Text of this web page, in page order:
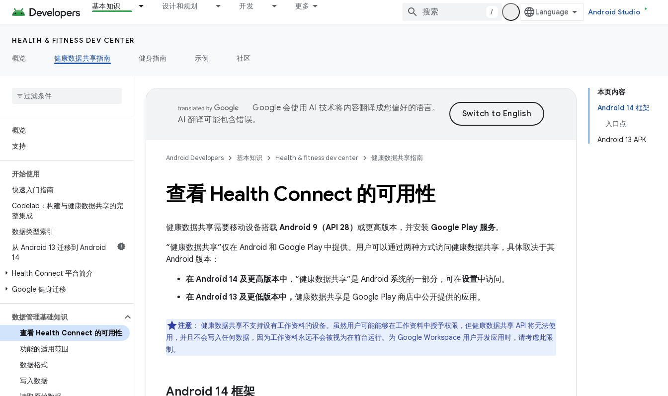
基本知识 设计和规划 开发 更多
/ Android Studio
HEALTH & FITNESS DEV CENTER
概览
健康数据共享指南 健身指南 示例 社区
概览
支持
开始使用
快速入门指南
Codelab：构建与健康数据共享的完
整集成
数据类型索引
从 Android 13 迁移到 Android
14
Health Connect 平台简介
Google 健身迁移
数据管理基础知识
查看 Health Connect 的可用性
功能的适用范围
数据格式
写入数据
本页内容
Android 14 框架
入口点
Android 13 APK
Google 会使用 AI 技术将内容翻译成您偏好的语言。
AI 翻译可能包含错误。
Android Developers 基本知识 Health & fitness dev center 健康数据共享指南
查看 Health Connect 的可用性
健康数据共享需要移动设备搭载 Android 9（API 28） 或更高版本，并安装 Google Play 服务。
“健康数据共享”仅在 Android 和 Google Play 中提供。用户可以通过两种方式访问健康数据共享，具体取决于其
Android 版本：
在 Android 14 及更高版本中 ，“健康数据共享”是 Android 系统的一部分，可在设置中访问。
在 Android 13 及更低版本中， 健康数据共享是 Google Play 商店中公开提供的应用。
注意 ： 健康数据共享不支持设有工作资料的设备。虽然用户可能能够在工作资料中授予权限，但健康数据共享 API 将无法使
用，并且不会写入任何数据，因为工作资料永远不会被视为在前台运行。为 Google Workspace 用户开发应用时，请考虑此限
制。
Android 14 框架